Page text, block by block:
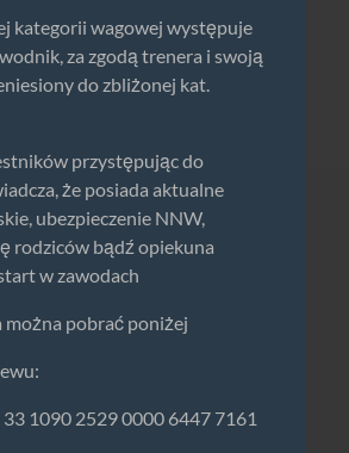
kategorii wagowej występuje
za zgodą trenera i swoją
do zbliżonej kat.
przystępując do
że posiada aktualne
ubezpieczenie NNW,
rodziców bądź opiekuna
w zawodach
można pobrać poniżej
1090 2529 0000 6447 7161